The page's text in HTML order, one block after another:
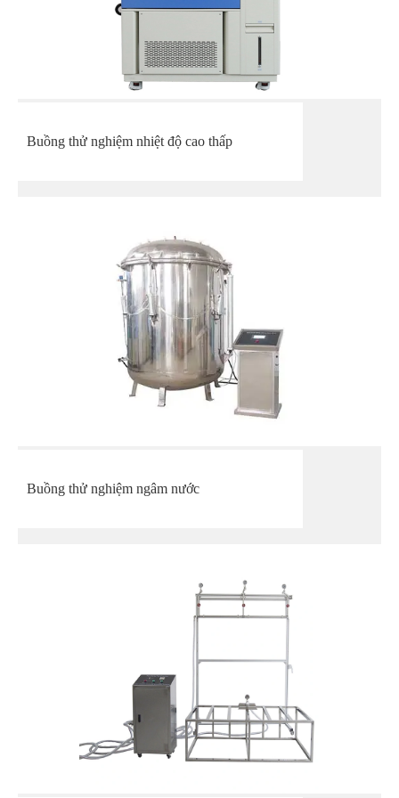
Buồng thử nghiệm nhiệt độ cao thấp
Buồng thử nghiệm ngâm nước